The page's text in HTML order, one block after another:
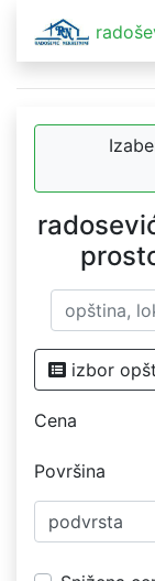
izbor
Cena
Površina
podvrsta